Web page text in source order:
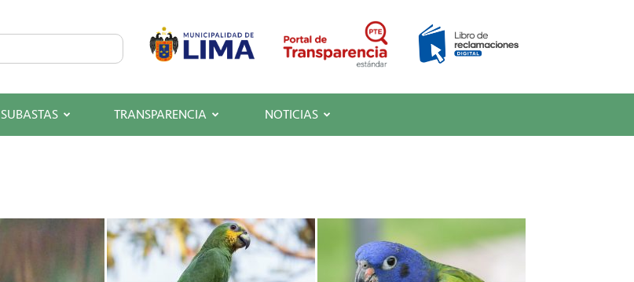
SUBASTAS TRANSPARENCIA NOTICIAS